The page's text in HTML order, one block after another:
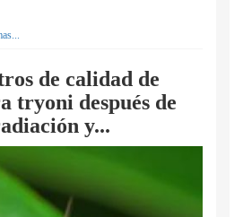
de calidad de
tryoni después de
y...